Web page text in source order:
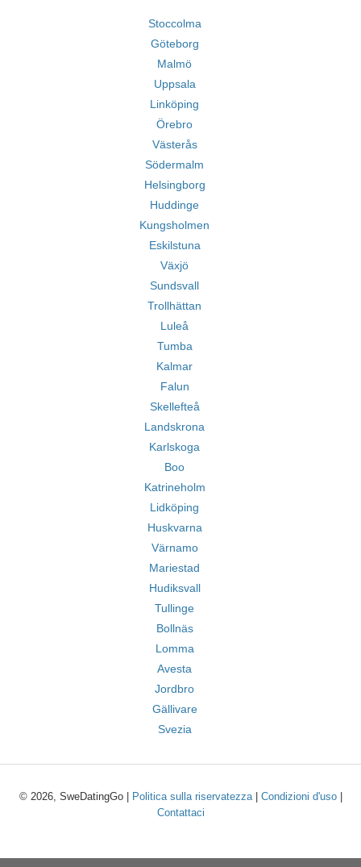
Stoccolma
Göteborg
Malmö
Uppsala
Linköping
Örebro
Västerås
Södermalm
Helsingborg
Huddinge
Kungsholmen
Eskilstuna
Växjö
Sundsvall
Trollhättan
Luleå
Tumba
Kalmar
Falun
Skellefteå
Landskrona
Karlskoga
Boo
Katrineholm
Lidköping
Huskvarna
Värnamo
Mariestad
Hudiksvall
Tullinge
Bollnäs
Lomma
Avesta
Jordbro
Gällivare
Svezia
© 2026, SweDatingGo | Politica sulla riservatezza| Condizioni d'uso|
Contattaci